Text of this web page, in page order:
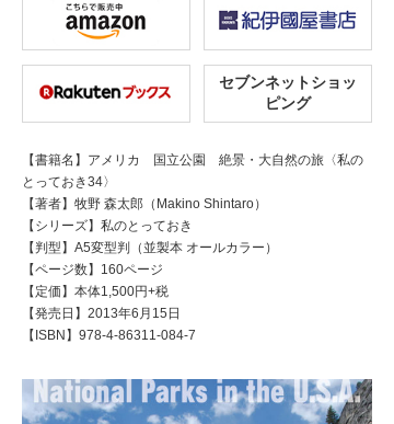
セブンネットショッ
ピング
【書籍名】アメリカ 国立公園 絶景・大自然の旅〈私の
とっておき34〉
【著者】牧野 森太郎（Makino Shintaro）
【シリーズ】私のとっておき
【判型】A5変型判（並製本 オールカラー）
【ページ数】160ページ
【定価】本体1,500円+税
【発売日】2013年6月15日
【ISBN】978-4-86311-084-7